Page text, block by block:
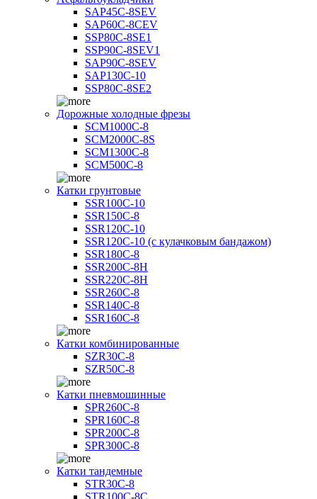
SAP45С-8SEV
SAP60C-8CEV
SSP80C-8SE1
SSP90C-8SEV1
SAP90C-8SEV
SAP130C-10
SSP80C-8SE2
Дорожные холодные фрезы
SCM1000C-8
SCM2000C-8S
SCM1300C-8
SCM500C-8
Катки грунтовые
SSR100C-10
SSR150C-8
SSR120C-10
SSR120C-10 (с кулачковым бандажом)
SSR180C-8
SSR200C-8H
SSR220C-8H
SSR260C-8
SSR140C-8
SSR160C-8
Катки комбинированные
SZR30C-8
SZR50C-8
Катки пневмошинные
SPR260C-8
SPR160C-8
SPR200C-8
SPR300C-8
Катки тандемные
STR30C-8
STR100C-8С